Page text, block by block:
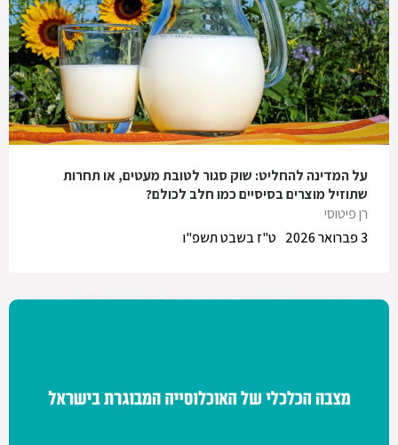
על המדינה להחליט: שוק סגור לטובת מעטים, או תחרות
שתוזיל מוצרים בסיסיים כמו חלב לכולם?
רן פיטוסי
ט"ז בשבט תשפ"ו
3 פברואר 2026